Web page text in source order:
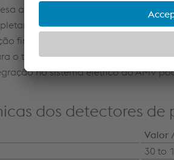
apenas aproximadamente 8 kg e
encapsulado e, portanto,
final EPD 4.0 pode ser usado
o tráfego de carga e linhas de
no sistema elétrico do AMV
dos detectores de
Valor
30 to